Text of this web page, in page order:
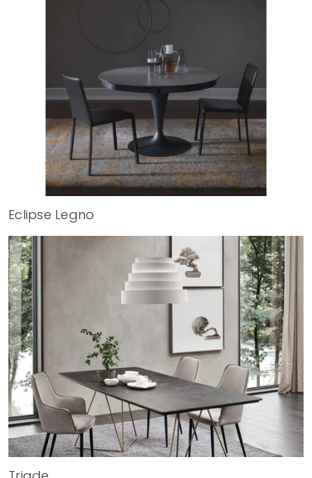
Eclipse Legno